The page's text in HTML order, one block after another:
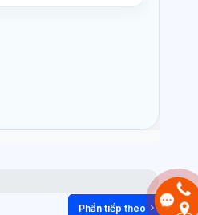
Phần tiếp theo